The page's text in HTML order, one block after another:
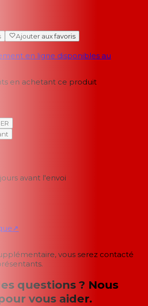
Ajouter aux favoris
en ligne disponibles au
en achetant ce produit
avant l'envoi
↗
vous serez contacté
questions ? Nous
vous aider.